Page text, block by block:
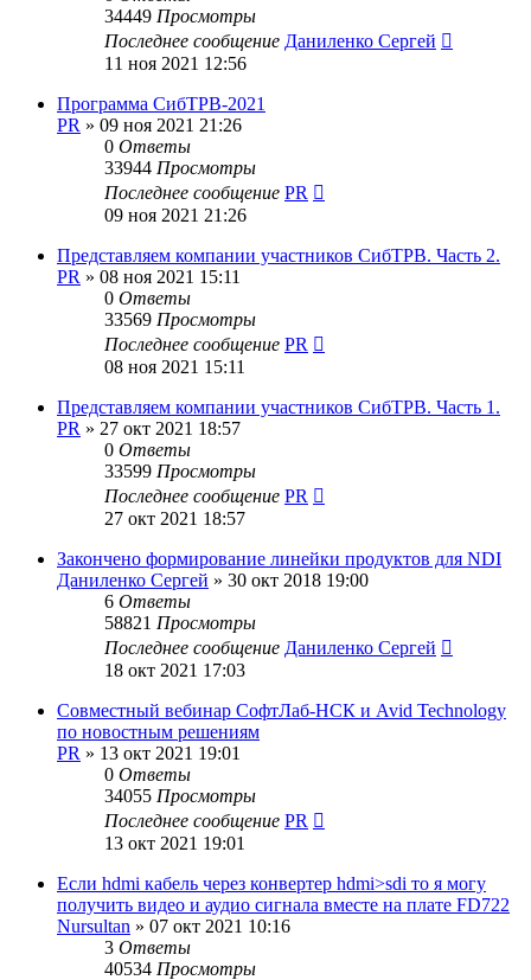
34449 Просмотры
Последнее сообщение Даниленко Сергей
11 ноя 2021 12:56
Программа СибТРВ-2021
PR » 09 ноя 2021 21:26
0 Ответы
33944 Просмотры
Последнее сообщение PR
09 ноя 2021 21:26
Представляем компании участников СибТРВ. Часть 2.
PR » 08 ноя 2021 15:11
0 Ответы
33569 Просмотры
Последнее сообщение PR
08 ноя 2021 15:11
Представляем компании участников СибТРВ. Часть 1.
PR » 27 окт 2021 18:57
0 Ответы
33599 Просмотры
Последнее сообщение PR
27 окт 2021 18:57
Закончено формирование линейки продуктов для NDI
Даниленко Сергей » 30 окт 2018 19:00
6 Ответы
58821 Просмотры
Последнее сообщение Даниленко Сергей
18 окт 2021 17:03
Совместный вебинар СофтЛаб-НСК и Avid Technology
по новостным решениям
PR » 13 окт 2021 19:01
0 Ответы
34055 Просмотры
Последнее сообщение PR
13 окт 2021 19:01
Если hdmi кабель через конвертер hdmi>sdi то я могу
получить видео и аудио сигнала вместе на плате FD722
Nursultan » 07 окт 2021 10:16
3 Ответы
40534 Просмотры